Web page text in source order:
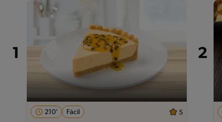
210' Fácil 5